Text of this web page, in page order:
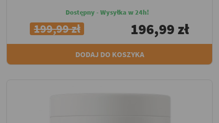
Dostępny - Wysyłka w 24h!
199,99 zł 196,99 zł
DODAJ DO KOSZYKA